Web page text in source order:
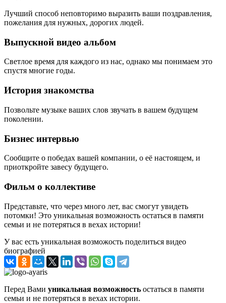
Лучший способ неповторимо выразить ваши поздравления,
пожелания для нужных, дорогих людей.
Выпускной видео альбом
Светлое время для каждого из нас, однако мы понимаем это
спустя многие годы.
История знакомства
Позвольте музыке ваших слов звучать в вашем будущем
поколении.
Бизнес интервью
Сообщите о победах вашей компании, о её настоящем, и
приоткройте завесу будущего.
Фильм о коллективе
Представьте, что через много лет, вас смогут увидеть
потомки! Это уникальная возможность остаться в памяти
семьи и не потеряться в вехах истории!
У вас есть уникальная возможость поделиться видео
биографией
Перед Вами уникальная возможность остаться в памяти
семьи и не потеряться в вехах истории.